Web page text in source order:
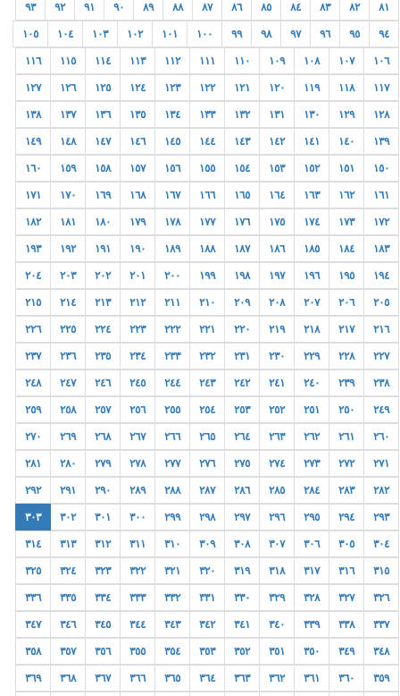
٨١ ٨٢ ٨٣ ٨٤ ٨٥ ٨٦ ٨٧ ٨٨ ٨٩ ٩٠ ٩١ ٩٢ ٩٣
٩٤ ٩٥ ٩٦ ٩٧ ٩٨ ٩٩ ١٠٠ ١٠١ ١٠٢ ١٠٣ ١٠٤ ١٠٥
١٠٦ ١٠٧ ١٠٨ ١٠٩ ١١٠ ١١١ ١١٢ ١١٣ ١١٤ ١١٥ ١١٦
١١٧ ١١٨ ١١٩ ١٢٠ ١٢١ ١٢٢ ١٢٣ ١٢٤ ١٢٥ ١٢٦ ١٢٧
١٢٨ ١٢٩ ١٣٠ ١٣١ ١٣٢ ١٣٣ ١٣٤ ١٣٥ ١٣٦ ١٣٧ ١٣٨
١٣٩ ١٤٠ ١٤١ ١٤٢ ١٤٣ ١٤٤ ١٤٥ ١٤٦ ١٤٧ ١٤٨ ١٤٩
١٥٠ ١٥١ ١٥٢ ١٥٣ ١٥٤ ١٥٥ ١٥٦ ١٥٧ ١٥٨ ١٥٩ ١٦٠
١٦١ ١٦٢ ١٦٣ ١٦٤ ١٦٥ ١٦٦ ١٦٧ ١٦٨ ١٦٩ ١٧٠ ١٧١
١٧٢ ١٧٣ ١٧٤ ١٧٥ ١٧٦ ١٧٧ ١٧٨ ١٧٩ ١٨٠ ١٨١ ١٨٢
١٨٣ ١٨٤ ١٨٥ ١٨٦ ١٨٧ ١٨٨ ١٨٩ ١٩٠ ١٩١ ١٩٢ ١٩٣
١٩٤ ١٩٥ ١٩٦ ١٩٧ ١٩٨ ١٩٩ ٢٠٠ ٢٠١ ٢٠٢ ٢٠٣ ٢٠٤
٢٠٥ ٢٠٦ ٢٠٧ ٢٠٨ ٢٠٩ ٢١٠ ٢١١ ٢١٢ ٢١٣ ٢١٤ ٢١٥
٢١٦ ٢١٧ ٢١٨ ٢١٩ ٢٢٠ ٢٢١ ٢٢٢ ٢٢٣ ٢٢٤ ٢٢٥ ٢٢٦
٢٢٧ ٢٢٨ ٢٢٩ ٢٣٠ ٢٣١ ٢٣٢ ٢٣٣ ٢٣٤ ٢٣٥ ٢٣٦ ٢٣٧
٢٣٨ ٢٣٩ ٢٤٠ ٢٤١ ٢٤٢ ٢٤٣ ٢٤٤ ٢٤٥ ٢٤٦ ٢٤٧ ٢٤٨
٢٤٩ ٢٥٠ ٢٥١ ٢٥٢ ٢٥٣ ٢٥٤ ٢٥٥ ٢٥٦ ٢٥٧ ٢٥٨ ٢٥٩
٢٦٠ ٢٦١ ٢٦٢ ٢٦٣ ٢٦٤ ٢٦٥ ٢٦٦ ٢٦٧ ٢٦٨ ٢٦٩ ٢٧٠
٢٧١ ٢٧٢ ٢٧٣ ٢٧٤ ٢٧٥ ٢٧٦ ٢٧٧ ٢٧٨ ٢٧٩ ٢٨٠ ٢٨١
٢٨٢ ٢٨٣ ٢٨٤ ٢٨٥ ٢٨٦ ٢٨٧ ٢٨٨ ٢٨٩ ٢٩٠ ٢٩١ ٢٩٢
٢٩٣ ٢٩٤ ٢٩٥ ٢٩٦ ٢٩٧ ٢٩٨ ٢٩٩ ٣٠٠ ٣٠١ ٣٠٢ ٣٠٣
٣٠٤ ٣٠٥ ٣٠٦ ٣٠٧ ٣٠٨ ٣٠٩ ٣١٠ ٣١١ ٣١٢ ٣١٣ ٣١٤
٣١٥ ٣١٦ ٣١٧ ٣١٨ ٣١٩ ٣٢٠ ٣٢١ ٣٢٢ ٣٢٣ ٣٢٤ ٣٢٥
٣٢٦ ٣٢٧ ٣٢٨ ٣٢٩ ٣٣٠ ٣٣١ ٣٣٢ ٣٣٣ ٣٣٤ ٣٣٥ ٣٣٦
٣٣٧ ٣٣٨ ٣٣٩ ٣٤٠ ٣٤١ ٣٤٢ ٣٤٣ ٣٤٤ ٣٤٥ ٣٤٦ ٣٤٧
٣٤٨ ٣٤٩ ٣٥٠ ٣٥١ ٣٥٢ ٣٥٣ ٣٥٤ ٣٥٥ ٣٥٦ ٣٥٧ ٣٥٨
٣٥٩ ٣٦٠ ٣٦١ ٣٦٢ ٣٦٣ ٣٦٤ ٣٦٥ ٣٦٦ ٣٦٧ ٣٦٨ ٣٦٩